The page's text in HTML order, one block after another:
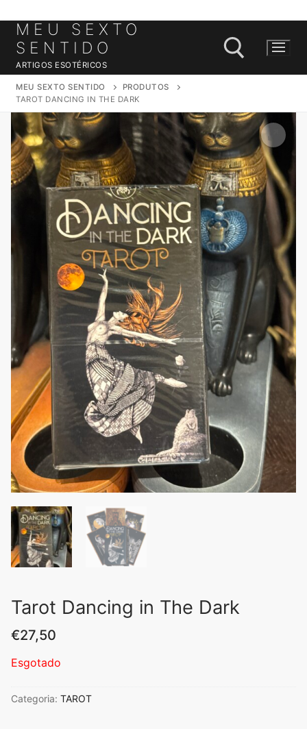
Saltar
para
conteúdo
MEU SEXTO
SENTIDO
ARTIGOS ESOTÉRICOS
MEU SEXTO SENTIDO
PRODUTOS
TAROT DANCING IN THE DARK
Tarot Dancing in The Dark
€27,50
Esgotado
Categoria: TAROT